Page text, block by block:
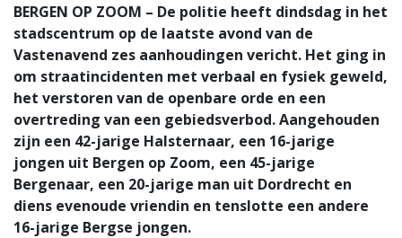
BERGEN OP ZOOM – De politie heeft dindsdag in het
stadscentrum op de laatste avond van de
Vastenavend zes aanhoudingen vericht. Het ging in
om straatincidenten met verbaal en fysiek geweld,
het verstoren van de openbare orde en een
overtreding van een gebiedsverbod. Aangehouden
zijn een 42-jarige Halsternaar, een 16-jarige
jongen uit Bergen op Zoom, een 45-jarige
Bergenaar, een 20-jarige man uit Dordrecht en
diens evenoude vriendin en tenslotte een andere
16-jarige Bergse jongen.